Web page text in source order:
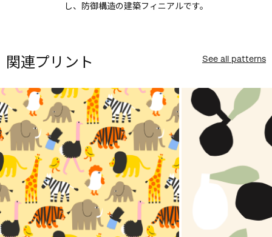
し、防御構造の建築フィニアルです。
関連プリント See all patterns